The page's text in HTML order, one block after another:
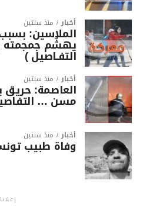
أخبار منذ سنتين
الملاسين:
يهشّم
التفـاصيل )
أخبار منذ سنتين
العاصمة:
مسن …
أخبار منذ سنتين
وفاة طبيب